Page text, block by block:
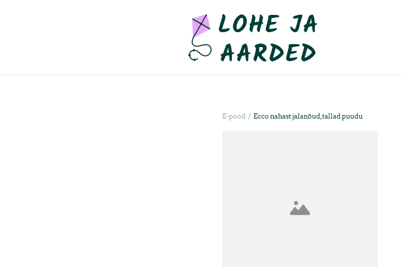
E-pood / Ecco nahast jalanõud, tallad puudu